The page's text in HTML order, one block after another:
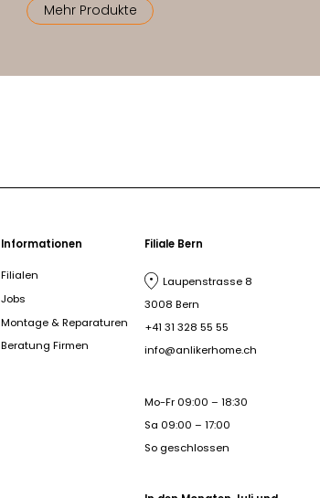
Mehr Produkte
Informationen
Filialen
Jobs
Montage & Reparaturen
Beratung Firmen
Filiale Bern
Laupenstrasse 8
3008 Bern
+41 31 328 55 55
info@anlikerhome.ch
Mo-Fr 09:00 – 18:30
Sa 09:00 – 17:00
So geschlossen